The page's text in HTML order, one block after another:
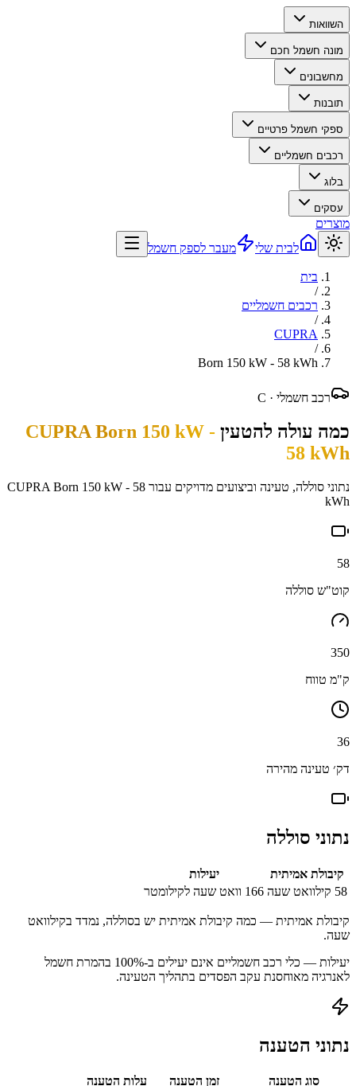
השוואות
מונה חשמל חכם
מחשבונים
תובנות
ספקי חשמל פרטיים
רכבים חשמליים
בלוג
עסקים
מוצרים
לבית שלי
מעבר לספק חשמל
בית
/
רכבים חשמליים
/
CUPRA
/
Born 150 kW - 58 kWh
רכב חשמלי · C
כמה עולה להטעין CUPRA Born 150 kW -
58 kWh
נתוני סוללה, טעינה וביצועים מדויקים עבור CUPRA Born 150 kW - 58
kWh
58
קוט"ש סוללה
350
ק"מ טווח
36
דק׳ טעינה מהירה
נתוני סוללה
קיבולת אמיתית
יעילות
58 קילוואט שעה 166 וואט שעה לקילומטר
קיבולת אמיתית — כמה קיבולת אמיתית יש בסוללה, נמדד בקילוואט
שעה.
יעילות — כלי רכב חשמליים אינם יעילים ב-100% בהמרת חשמל
לאנרגיה מאוחסנת עקב הפסדים בתהליך הטעינה.
נתוני הטענה
סוג הטענה זמן הטענה
עלות הטענה